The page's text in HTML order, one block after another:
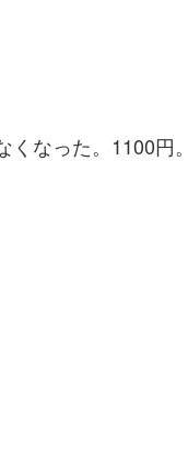
なった。1100円。